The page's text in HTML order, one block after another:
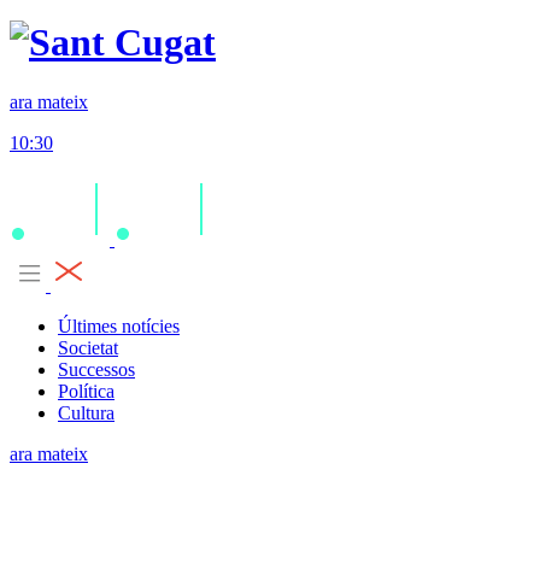
ara mateix
10:30
Últimes notícies
Societat
Successos
Política
Cultura
ara mateix